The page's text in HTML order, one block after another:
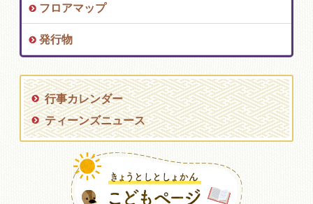
フロアマップ
発行物
行事カレンダー
ティーンズニュース